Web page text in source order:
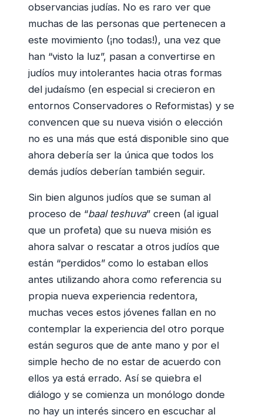
observancias judías. No es raro ver que
muchas de las personas que pertenecen a
este movimiento (¡no todas!), una vez que
han “visto la luz”, pasan a convertirse en
judíos muy intolerantes hacia otras formas
del judaísmo (en especial si crecieron en
entornos Conservadores o Reformistas) y se
convencen que su nueva visión o elección
no es una más que está disponible sino que
ahora debería ser la única que todos los
demás judíos deberían también seguir.
Sin bien algunos judíos que se suman al
proceso de “baal teshuva” creen (al igual
que un profeta) que su nueva misión es
ahora salvar o rescatar a otros judíos que
están “perdidos” como lo estaban ellos
antes utilizando ahora como referencia su
propia nueva experiencia redentora,
muchas veces estos jóvenes fallan en no
contemplar la experiencia del otro porque
están seguros que de ante mano y por el
simple hecho de no estar de acuerdo con
ellos ya está errado. Así se quiebra el
diálogo y se comienza un monólogo donde
no hay un interés sincero en escuchar al